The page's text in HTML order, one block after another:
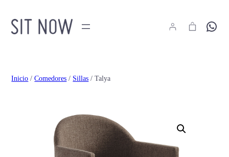
Hola
Inicio /Comedores / Sillas / Talya